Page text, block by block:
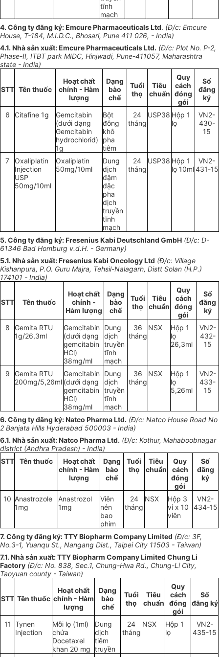
tĩnh
mạch
4. Công ty đăng ký: Emcure Pharmaceuticals Ltd. (Đ/c: Emcure
House, T-184, M.I.D.C., Bhosari, Pune 411 026, - India)
4.1. Nhà sản xuất: Emcure Pharmaceuticals Ltd. (Đ/c: Plot No. P-2,
Phase-II, ITBT park MIDC, Hinjwadi, Pune-411057, Maharashtra
state - India)
STT Tên thuốc
Hoạt chất
chính - Hàm
lượng
Dạng
bào
chế
Tuổi
thọ
Tiêu
chuẩn
Quy
cách
đóng
gói
Số
đăng
ký
6 Citafine 1g
Gemcitabin
(dưới dạng
Gemcitabin
hydrochlorid)
1g
Bột
đông
khô
pha
tiêm
24
tháng
USP38 Hộp 1
lọ
VN2-
430-
15
7 Oxaliplatin
Injection
USP
50mg/10ml
Oxaliplatin
50mg/10ml
Dung
dịch
đậm
đặc
pha
dịch
truyền
tĩnh
mạch
24
tháng
USP38 Hộp 1
lọ 10ml
VN2-
431-15
5. Công ty đăng ký: Fresenius Kabi Deutschland GmbH (Đ/c: D-
61346 Bad Homburg v.d.H. - Germany)
5.1. Nhà sản xuất: Fresenius Kabi Oncology Ltd (Đ/c: Village
Kishanpura, P.O. Guru Majra, Tehsil-Nalagarh, Distt Solan (H.P.)
174101 - India)
STT Tên thuốc
Hoạt chất
chính -
Hàm lượng
Dạng
bào
chế
Tuổi
thọ
Tiêu
chuẩn
Quy
cách
đóng
gói
Số
đăng
ký
8 Gemita RTU
1g/26,3ml
Gemcitabin
(dưới dạng
gemcitabin
HCl)
38mg/ml
Dung
dịch
truyền
tĩnh
mạch
36
tháng
NSX
Hộp 1
lọ
26,3ml
VN2-
432-
15
9 Gemita RTU
200mg/5,26ml
Gemcitabin
(dưới dạng
gemcitabin
HCl)
38mg/ml
Dung
dịch
truyền
tĩnh
mạch
36
tháng
NSX Hộp 1
lọ
5,26ml
VN2-
433-
15
6. Công ty đăng ký: Natco Pharma Ltd. (Đ/c: Natco House Road No
2 Banjata Hills Hyderabad 500003 - India)
6.1. Nhà sản xuất: Natco Pharma Ltd. (Đ/c: Kothur, Mahaboobnagar
district (Andhra Pradesh) - India)
STT
Tên thuốc
Hoạt chất
chính - Hàm
lượng
Dạng
bào
chế
Tuổi
thọ
Tiêu
chuẩn
Quy
cách
đóng
gói
Số
đăng
ký
10 Anastrozole
1mg
Anastrozol
1mg
Viên
nén
bao
phim
24
tháng
NSX
Hộp 3
vỉx 10
viên
VN2-
434-15
7. Công ty đăng ký: TTY Biopharm Company Limited (Đ/c: 3F,
No.3-1, Yuanqu St., Nangang Dist., TaipeiCity 11503 - Taiwan)
7.1. Nhà sản xuất: TTY Biopharm Company Limited Chung Li
Factory (Đ/c: No. 838, Sec.1, Chung-Hwa Rd., Chung-L iCity,
Taoyuan county - Taiwan)
STT Tên thuốc
Hoạt chất
chính - Hàm
lượng
Dạng
bào
chế
Tuổi
thọ
Tiêu
chuẩn
Quy
cách
đóng
gói
Số
đăng ký
11
Tynen
Injection
Mỗi lọ (1ml)
chứa
Docetaxel
khan 20 mg
Dung
dịch
tiêm
truyền
24
tháng
NSX
Hộp 1
lọ
VN2-
435-15